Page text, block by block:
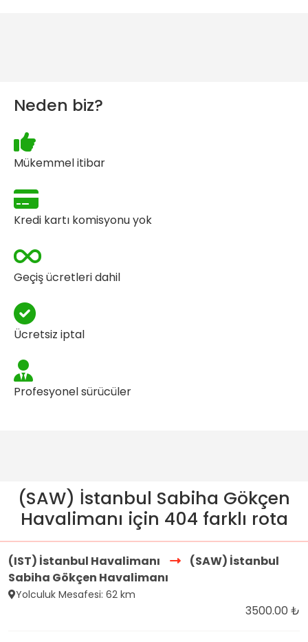
Neden biz?
Mükemmel itibar
Kredi kartı komisyonu yok
Geçiş ücretleri dahil
Ücretsiz iptal
Profesyonel sürücüler
(SAW) İstanbul Sabiha Gökçen
Havalimanı için 404 farklı rota
(IST) İstanbul Havalimanı
(SAW) İstanbul
Sabiha Gökçen Havalimanı
Yolculuk Mesafesi: 62 km
3500.00 ₺